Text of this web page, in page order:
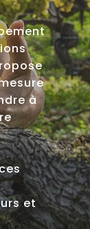
à
et